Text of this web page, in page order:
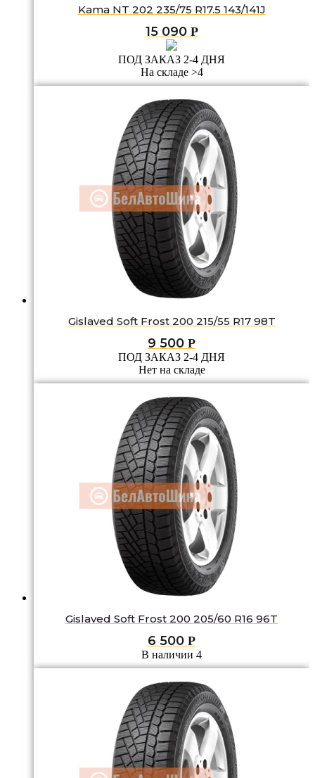
Kama NT 202 235/75 R17.5 143/141J
15 090 Р
ПОД ЗАКАЗ 2-4 ДНЯ
На складе >4
Gislaved Soft Frost 200 215/55 R17 98T
9 500 Р
ПОД ЗАКАЗ 2-4 ДНЯ
Нет на складе
Gislaved Soft Frost 200 205/60 R16 96T
6 500 Р
В наличии 4